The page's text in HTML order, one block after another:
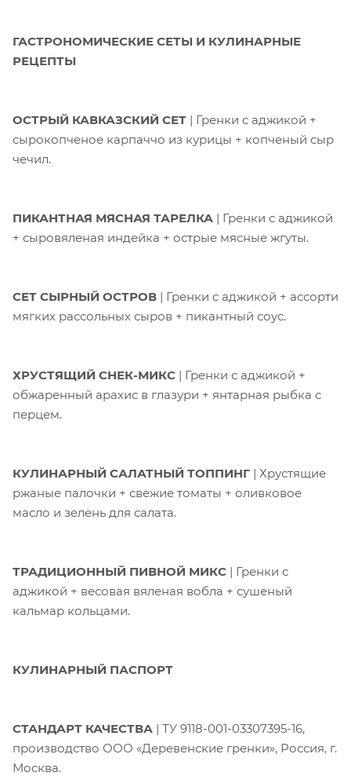
ГАСТРОНОМИЧЕСКИЕ СЕТЫ И КУЛИНАРНЫЕ
РЕЦЕПТЫ
ОСТРЫЙ КАВКАЗСКИЙ СЕТ | Гренки с аджикой +
сырокопченое карпаччо из курицы + копченый сыр
чечил.
ПИКАНТНАЯ МЯСНАЯ ТАРЕЛКА | Гренки с аджикой
+ сыровяленая индейка + острые мясные жгуты.
СЕТ СЫРНЫЙ ОСТРОВ | Гренки с аджикой + ассорти
мягких рассольных сыров + пикантный соус.
ХРУСТЯЩИЙ СНЕК-МИКС | Гренки с аджикой +
обжаренный арахис в глазури + янтарная рыбка с
перцем.
КУЛИНАРНЫЙ САЛАТНЫЙ ТОППИНГ | Хрустящие
ржаные палочки + свежие томаты + оливковое
масло и зелень для салата.
ТРАДИЦИОННЫЙ ПИВНОЙ МИКС | Гренки с
аджикой + весовая вяленая вобла + сушеный
кальмар кольцами.
КУЛИНАРНЫЙ ПАСПОРТ
СТАНДАРТ КАЧЕСТВА | ТУ 9118-001-03307395-16,
производство ООО «Деревенские гренки», Россия, г.
Москва.